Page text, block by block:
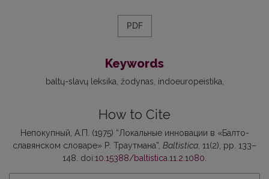
PDF
Keywords
baltų-slavų leksika žodynas indoeuropeistika
How to Cite
Непокупный, А.П. (1975) “Локальные инновации в «Балто-
славянском словаре» Р. Траутмана”, Baltistica , 11(2), pp. 133–
148. doi:10.15388/baltistica.11.2.1080